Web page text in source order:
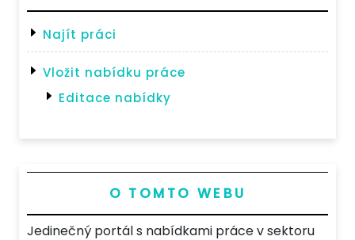
Najít práci
Vložit nabídku práce
Editace nabídky
O TOMTO WEBU
Jedinečný portál s nabídkami práce v sektoru